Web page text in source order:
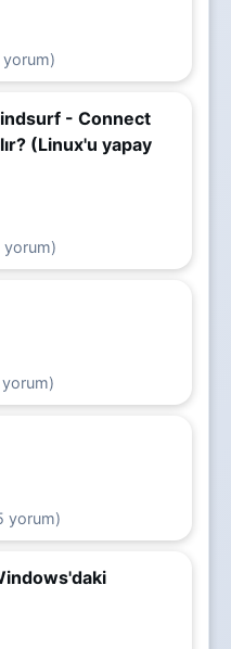
- Connect
(Linux'u yapay
yorum)